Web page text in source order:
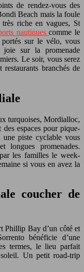
de rendez-vous des
Beach mais la foule
riche en vagues, St
nautiquescomme le
sur le vélo, vous
sur la promenade
Le soir, vous serez
branchés de
turquoises, Mordialloc,
des espaces pour pique-
piste cyclable vous
longues promenades.
les familles le week-
si vous en avez la
coucher de
Phillip Bay d’un côté et
bénéficie d’une
termes, le lieu parfait
Un petit road-trip